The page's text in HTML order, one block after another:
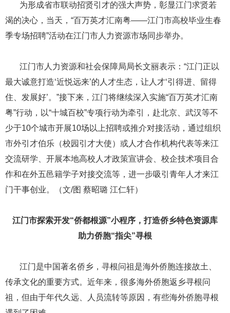
​​​​​​​ 为形成省市联动招贤引才的强大声势，彰显江门求贤若
渴的决心，当天，“百万英才汇南粤——江门市高校毕业生春
季专场招聘”活动在江门市人力资源市场同步举办。
​​​​​​​ 江门市人力资源和社会保障局局长文丽表示：“江门正以
最大诚意打造‘近悦远来’的人才生态，让人才‘引得进、留得
住、发展好’。”接下来，江门将继续深入实施“百万英才汇南
粤”行动，以“十城百校”专项行动为牵引，赴北京、武汉等不
少于10个城市开展10场以上招聘或推介对接活动，通过组织
市外引才伯乐（校园引才大使）或人才合作机构代表等来江
交流研学、开展本地高校人才政策宣讲会、校企技术项目合
作和在外五邑籍学子对接交流等，进一步吸引青年人才来江
门干事创业。（文/图 蔡昭璐 江仁轩）
江门市探索开发“侨都根源”小程序，打造侨乡特色资源库
助力侨胞“指尖”寻根
​​​​​​​ ​​​​​​​江门是中国著名侨乡，寻根问祖是海外侨胞连接故土、
传承文化的重要方式。近年来，很多海外侨胞返乡寻根问
祖，但由于年代久远、人员流转等原因，有些海外侨胞寻根